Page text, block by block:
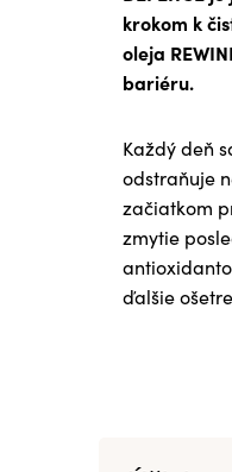
krokom k
oleja
bariéru.
Každý deň
odstraňuje
začiatkom
zmytie
ďalšie